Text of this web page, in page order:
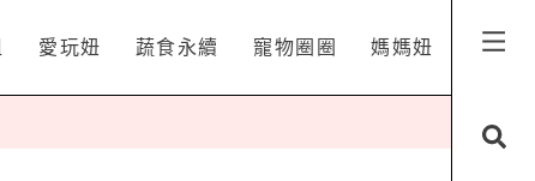
愛玩妞 蔬食永續 寵物圈圈 媽媽妞